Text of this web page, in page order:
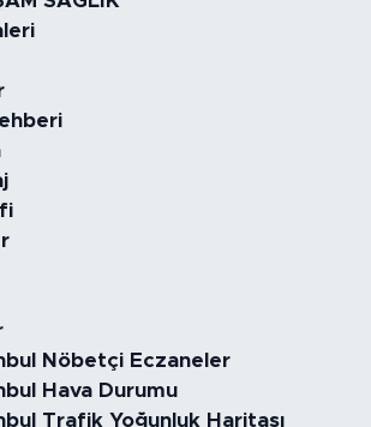
Nöbetçi Eczaneler
Hava Durumu
Trafik Yoğunluk Haritası